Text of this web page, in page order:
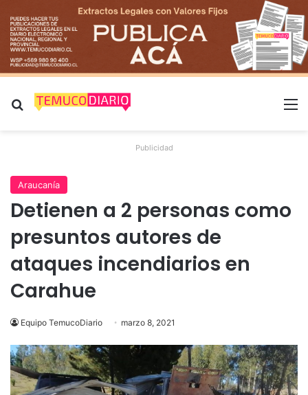
Buscar por
Publicidad
Araucanía
Detienen a 2 personas como
presuntos autores de
ataques incendiarios en
Carahue
Equipo TemucoDiario marzo 8, 2021